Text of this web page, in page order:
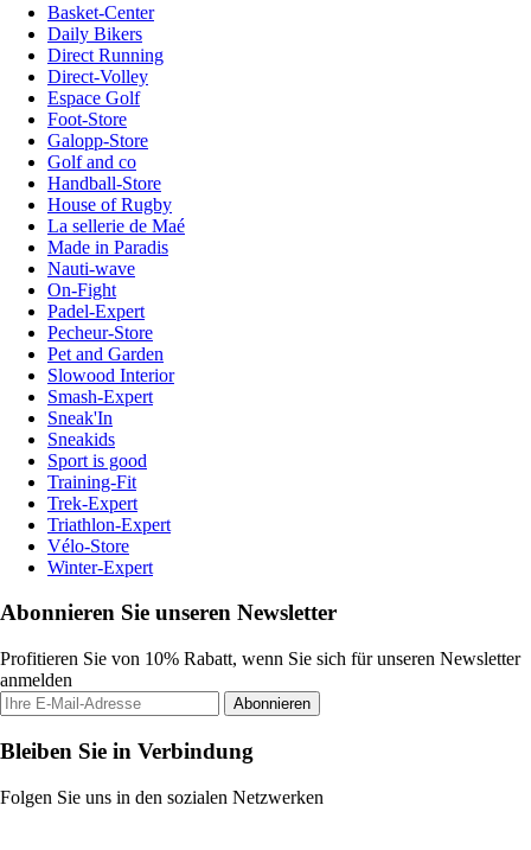
Basket-Center
Daily Bikers
Direct Running
Direct-Volley
Espace Golf
Foot-Store
Galopp-Store
Golf and co
Handball-Store
House of Rugby
La sellerie de Maé
Made in Paradis
Nauti-wave
On-Fight
Padel-Expert
Pecheur-Store
Pet and Garden
Slowood Interior
Smash-Expert
Sneak'In
Sneakids
Sport is good
Training-Fit
Trek-Expert
Triathlon-Expert
Vélo-Store
Winter-Expert
Abonnieren Sie unseren Newsletter
Profitieren Sie von 10% Rabatt, wenn Sie sich für unseren Newsletter
anmelden
Abonnieren
Bleiben Sie in Verbindung
Folgen Sie uns in den sozialen Netzwerken